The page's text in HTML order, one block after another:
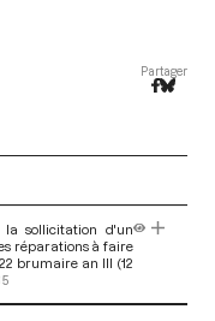
Partager
sollicitation d'un
réparations à faire
brumaire an III (12